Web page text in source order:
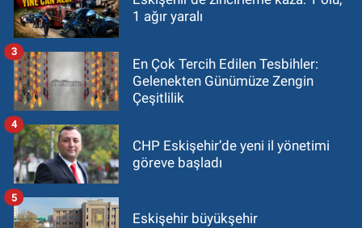
1 ağır yaralı
En Çok Tercih Edilen Tesbihler:
Gelenekten Günümüze Zengin
Çeşitlilik
3
CHP Eskişehir’de yeni il yönetimi
göreve başladı
4
Eskişehir büyükşehir
5